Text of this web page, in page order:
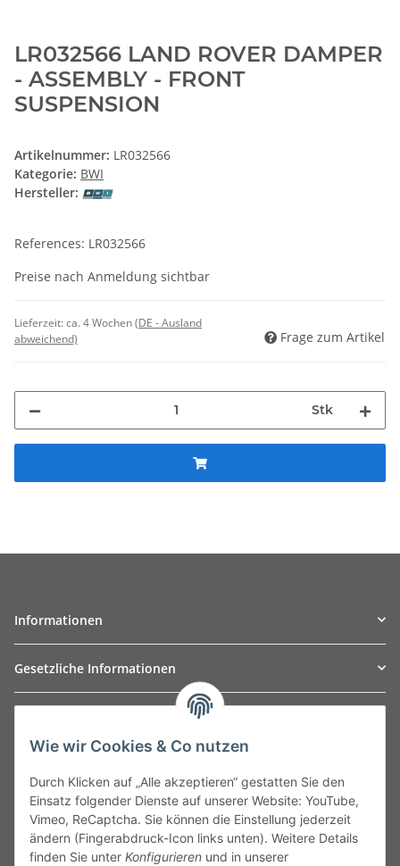
LR032566 LAND ROVER DAMPER
- ASSEMBLY - FRONT
SUSPENSION
Artikelnummer: LR032566
Kategorie: BWI
Hersteller:
References: LR032566
Preise nach Anmeldung sichtbar
Lieferzeit:ca. 4 Wochen(DE - Ausland
abweichend)
Frage zum Artikel
Stk
Informationen
Gesetzliche Informationen
Leibnizstraße 2a
Germany
Phone:+49 40 5287270
Fax:+49 40 5281050
Email:sales@tow-automotive.de
Wie wir Cookies & Co nutzen
Durch Klicken auf „Alle akzeptieren“ gestatten Sie den
Einsatz folgender Dienste auf unserer Website: YouTube,
Vimeo, ReCaptcha. Sie können die Einstellung jederzeit
ändern (Fingerabdruck-Icon links unten). Weitere Details
finden Sie unter Konfigurieren und in unserer